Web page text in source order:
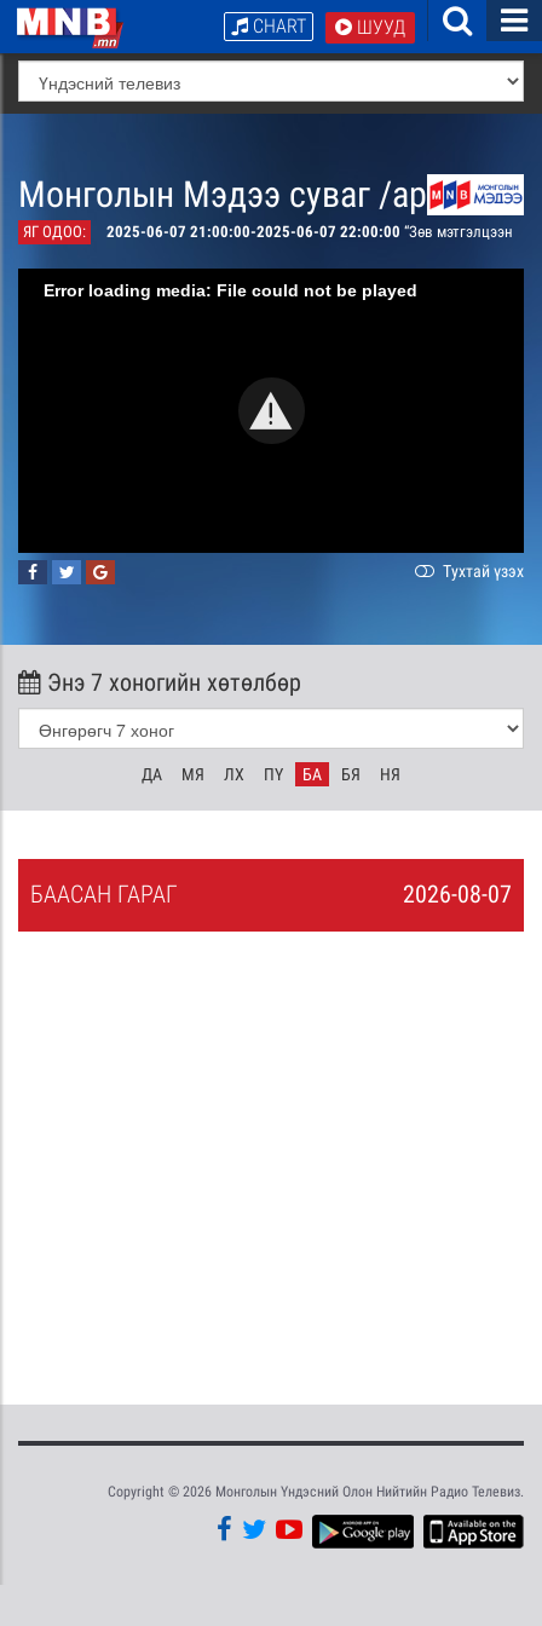
ШУУД
CHART
Монголын Мэдээ суваг /архив/
ЯГ ОДОО: 2025-06-07 21:00:00-2025-06-07 22:00:00 “Зөв мэтгэлцээн
Error loading media: File could not be played
Тухтай үзэх
Энэ 7 хоногийн хөтөлбөр
ДА МЯ ЛХ ПҮ БА БЯ НЯ
2026-08-07
БААСАН ГАРАГ
Copyright © 2026 Монголын Үндэсний Олон Нийтийн Радио Телевиз.